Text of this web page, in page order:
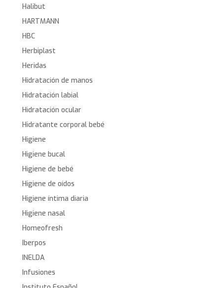
Halibut
HARTMANN
HBC
Herbiplast
Heridas
Hidratación de manos
Hidratación labial
Hidratación ocular
Hidratante corporal bebé
Higiene
Higiene bucal
Higiene de bebé
Higiene de oídos
Higiene íntima diaria
Higiene nasal
Homeofresh
Iberpos
INELDA
Infusiones